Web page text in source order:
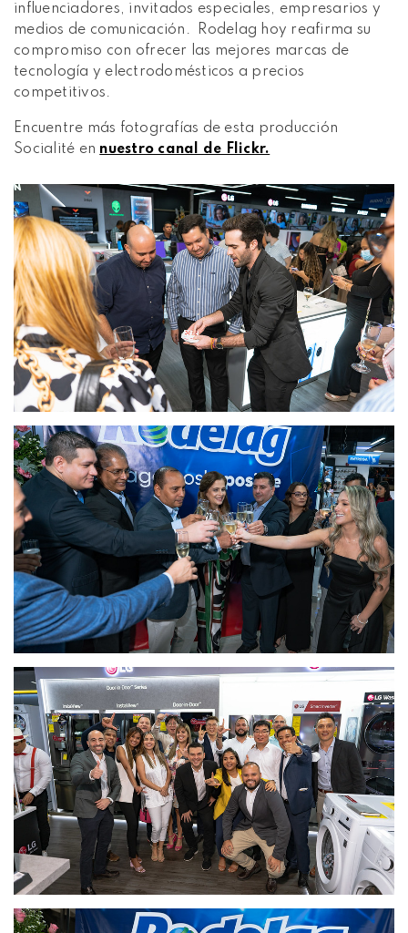
influenciadores, invitados especiales, empresarios y
medios de comunicación. Rodelag hoy reafirma su
compromiso con ofrecer las mejores marcas de
tecnología y electrodomésticos a precios
competitivos.
Encuentre más fotografías de esta producción
Socialité en nuestro canal de Flickr.